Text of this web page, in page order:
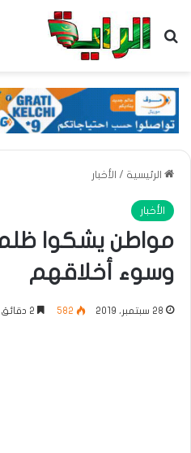
بحث عن
الرئيسية / الأخبار
الأخبار
مواطن يشكوا
وسوء أخلاقهم
28 سبتمبر، 2019 582